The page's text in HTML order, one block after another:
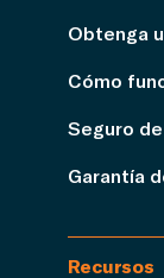
Obtenga
Cómo
Seguro
Garantía
Recursos